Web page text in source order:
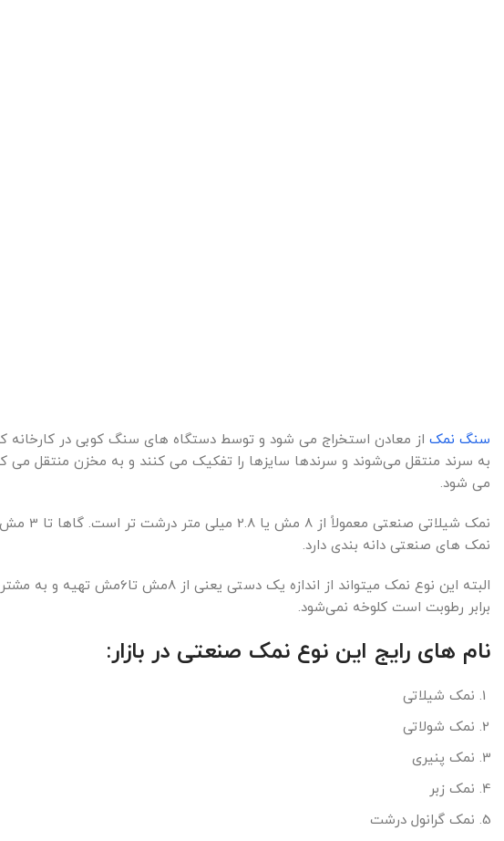
سنگ نمک از معادن استخراج می شود و توسط دستگاه های سنگ کوبی در کارخانه
به سرند منتقل می‌شوند و سرندها سایزها را تفکیک می کنند و به مخزن منتقل می
می شود.
نمک های صنعتی دانه بندی دارد.
البته این نوع نمک میتواند از
برابر رطوبت است کلوخه نمی‌شود.
نام های رایج این نوع نمک صنعتی در بازار:
نمک شیلاتی
نمک شولاتی
نمک پنیری
نمک زبر
نمک گرانول درشت